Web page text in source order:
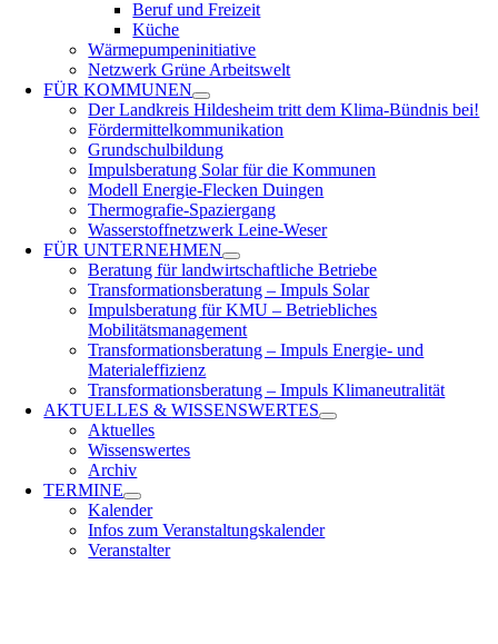
Beruf und Freizeit
Küche
Wärmepumpeninitiative
Netzwerk Grüne Arbeitswelt
FÜRKOMMUNEN
Der Landkreis Hildesheim tritt dem Klima-Bündnis bei!
Fördermittelkommunikation
Grundschulbildung
Impulsberatung Solar für die Kommunen
Modell Energie-Flecken Duingen
Thermografie-Spaziergang
Wasserstoffnetzwerk Leine-Weser
FÜRUNTERNEHMEN
Beratung für landwirtschaftliche Betriebe
Transformationsberatung – Impuls Solar
Impulsberatung für KMU – Betriebliches
Mobilitätsmanagement
Transformationsberatung – Impuls Energie- und
Materialeffizienz
Transformationsberatung – Impuls Klimaneutralität
AKTUELLES &WISSENSWERTES
Aktuelles
Wissenswertes
Archiv
TERMINE
Kalender
Infos zum Veranstaltungskalender
Veranstalter